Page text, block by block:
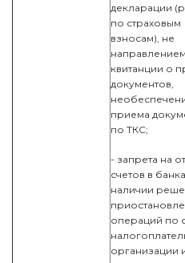
декларации
по страховым
взносам), не
направлением
квитанции о
документов,
приема
по ТКС;
- запрета на
счетов в
наличии
операций по
организации